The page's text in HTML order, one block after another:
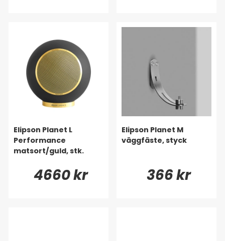
Elipson Planet L
Performance
matsort/guld, stk.
4660 kr
Elipson Planet M
väggfäste, styck
366 kr